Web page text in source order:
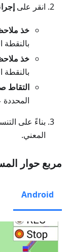
انقر على
خذ
بالنقطة
خذ
بالنقطة
التقاط
بناءً على
المعني.
مربع حوار
Android